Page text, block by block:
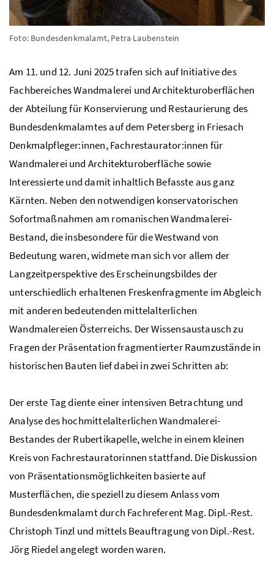
Foto: Bundesdenkmalamt, Petra Laubenstein
Am 11. und 12. Juni 2025 trafen sich auf Initiative des
Fachbereiches Wandmalerei und Architekturoberflächen
der Abteilung für Konservierung und Restaurierung des
Bundesdenkmalamtes auf dem Petersberg in Friesach
Denkmalpfleger:innen, Fachrestaurator:innen für
Wandmalerei und Architekturoberfläche sowie
Interessierte und damit inhaltlich Befasste aus ganz
Kärnten. Neben den notwendigen konservatorischen
Sofortmaßnahmen am romanischen Wandmalerei-
Bestand, die insbesondere für die Westwand von
Bedeutung waren, widmete man sich vor allem der
Langzeitperspektive des Erscheinungsbildes der
unterschiedlich erhaltenen Freskenfragmente im Abgleich
mit anderen bedeutenden mittelalterlichen
Wandmalereien Österreichs. Der Wissensaustausch zu
Fragen der Präsentation fragmentierter Raumzustände in
historischen Bauten lief dabei in zwei Schritten ab:
Der erste Tag diente einer intensiven Betrachtung und
Analyse des hochmittelalterlichen Wandmalerei-
Bestandes der Rubertikapelle, welche in einem kleinen
Kreis von Fachrestauratorinnen stattfand. Die Diskussion
von Präsentationsmöglichkeiten basierte auf
Musterflächen, die speziell zu diesem Anlass vom
Bundesdenkmalamt durch FachreferentMag. Dipl.-Rest.
Christoph Tinzl und mittels Beauftragung von Dipl.-Rest.
Jörg Riedel angelegt worden waren.